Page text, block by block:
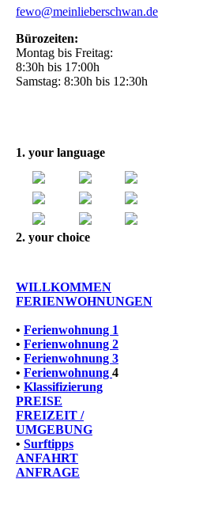
fewo@meinlieberschwan.de
Bürozeiten:
Montag bis Freitag:
8:30h bis 17:00h
Samstag: 8:30h bis 12:30h
1. your language
2. your choice
WILLKOMMEN
FERIENWOHNUNGEN
• Ferienwohnung 1
• Ferienwohnung 2
• Ferienwohnung 3
• Ferienwohnung 4
• Klassifizierung
PREISE
FREIZEIT /
UMGEBUNG
• Surftipps
ANFAHRT
ANFRAGE